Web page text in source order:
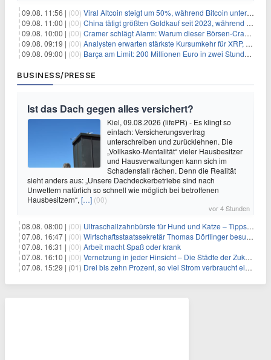
09.08. 11:56 | (00) Viral Altcoin steigt um 50%, während Bitcoin unter $65.000 fällt
09.08. 11:00 | (00) China tätigt größten Goldkauf seit 2023, während Goldpreis um 8% steigt
09.08. 10:00 | (00) Cramer schlägt Alarm: Warum dieser Börsen-Crash die beste Einstiegschance seit Monaten ist
09.08. 09:19 | (00) Analysten erwarten stärkste Kursumkehr für XRP, während Polymarket skeptisch bleibt
09.08. 09:00 | (00) Barça am Limit: 200 Millionen Euro in zwei Stunden – warum dieser Schuldentrip hochgefährlich wird
BUSINESS/PRESSE
Ist das Dach gegen alles versichert?
Kiel, 09.08.2026 (lifePR) - Es klingt so
einfach: Versicherungsvertrag
unterschreiben und zurücklehnen. Die
„Vollkasko-Mentalität“ vieler Hausbesitzer
und Hausverwaltungen kann sich im
Schadensfall rächen. Denn die Realität
sieht anders aus: „Unsere Dachdeckerbetriebe sind nach
Unwettern natürlich so schnell wie möglich bei betroffenen
Hausbesitzern“, […] (00)
vor 4 Stunden
08.08. 08:00 | (00) Ultraschallzahnbürste für Hund und Katze – Tipps zur erfolgreichen Eingewöhnung
07.08. 16:47 | (00) Wirtschaftsstaatssekretär Thomas Dörflinger besucht Handwerksbetrieb im Kammerbezirk Freiburg
07.08. 16:31 | (00) Arbeit macht Spaß oder krank
07.08. 16:10 | (00) Vernetzung in jeder Hinsicht – Die Städte der Zukunft sind grün-blau
07.08. 15:29 | (01) Drei bis zehn Prozent, so viel Strom verbraucht ein Aufzug im Gebäude